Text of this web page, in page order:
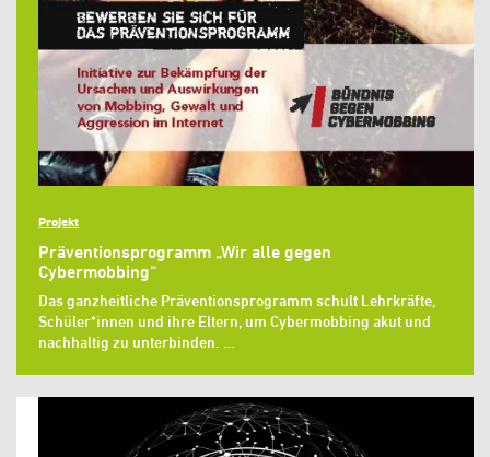
Projekt
Präventionsprogramm „Wir alle gegen
Cybermobbing“
Das ganzheitliche Präventionsprogramm schult Lehrkräfte,
Schüler*innen und ihre Eltern, um Cybermobbing akut und
nachhaltig zu unterbinden. …